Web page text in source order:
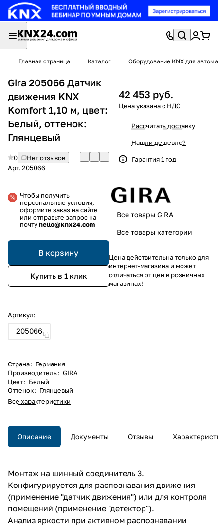
Главная страница Каталог Оборудование KNX для
Gira 205066 Датчик
движения KNX
Komfort 1,10 м, цвет:
Белый, оттенок:
Глянцевый
0
Нет отзывов
Арт. 205066
Чтобы получить
персональные условия,
оформите заказ на сайте
или отправьте запрос на
почтуhello@knx24.com
В корзину
Купить в 1 клик
Артикул:
205066
Страна: Германия
Производитель: GIRA
Цвет: Белый
Оттенок: Глянцевый
Все характеристики
42 453 руб.
Рассчитать доставку
Нашли дешевле?
Гарантия 1 год
Все товары GIRA
Все товары категории
Цена действительна только для
интернет-магазина и может
отличаться от цен в розничных
магазинах!
Описание Документы Отзывы
Монтаж на шинный соединитель 3.
Конфигурируется для распознавания движения
(применение "датчик движения") или для контроля
помещений (применение "детектор").
Анализ яркости при активном распознавании